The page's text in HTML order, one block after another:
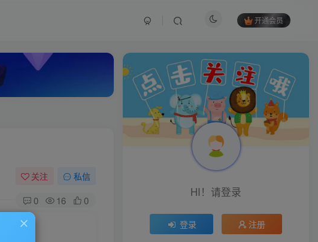
开通会员
关注 私信
0 16 0
HI！请登录
登录 注册